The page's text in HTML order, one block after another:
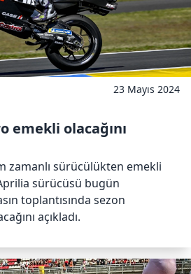
23 Mayıs 2024
emekli olacağını
zamanlı sürücülükten emekli
Aprilia sürücüsü bugün
toplantısında sezon
açıkladı.